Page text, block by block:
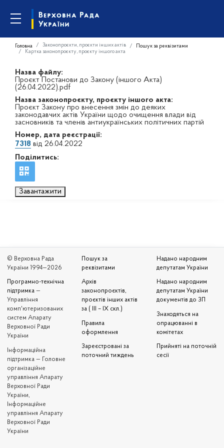
Головна Законопроєкти, проєкти інших актів
Пошук за реквізитами
Картка законопроєкту, проєкту іншого акта
Назва файлу:
Проєкт Постанови до Закону (іншого Акта)
(26.04.2022).pdf
Назва законопроєкту, проєкту іншого акта:
Проєкт Закону про внесення змін до деяких
законодавчих актів України щодо очищення влади від
засновників та членів антиукраїнських політичних партій
Номер, дата реєстрації:
7318 від 26.04.2022
Поділитись:
Завантажити
© Верховна Рада
України 1994—2026
Програмно-технічна
підтримка —
Управління
комп'ютеризованих
систем Апарату
Верховної Ради
України
Iнформаційна
підтримка — Головне
організаційне
управління Апарату
Верховної Ради
України,
Інформаційне
управління Апарату
Верховної Ради
України
Пошук за
реквізитами
Архів
законопроєктів,
проєктів інших актів
за ( III – IX скл.)
Правила
оформлення
Зареєстровані за
поточний тиждень
Надано народним
депутатам України
Надано народним
депутатам України
документів до ЗП
Знаходяться на
опрацюванні в
комітетах
Прийняті на поточній
сесії